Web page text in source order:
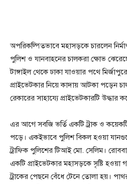
অপরিকল্পিতভাবে মহাসড়কে চারলেন
পুলিশ ও যানবাহনের চালকরা ক্ষোভ
টাঙ্গাইল থেকে ঢাকা যাওয়ার পথে
প্রাইভেটকার নিয়ে কাদায় আটকা পড়েন
রেকারের সাহায্যে প্রাইভেটকারটি উদ্ধার
এর আগে সবজি ভর্তি একটি ট্রাক ও
পড়ে। একইভাবে পুলিশ বিকল হওয়া
ট্রাফিক পুলিশের টিআই মো. সেলিম।
একটি প্রাইভেটকার মহাসড়কে সৃষ্টি
ট্রাকের পেছনে বেঁধে টেনে তোলা হয়।